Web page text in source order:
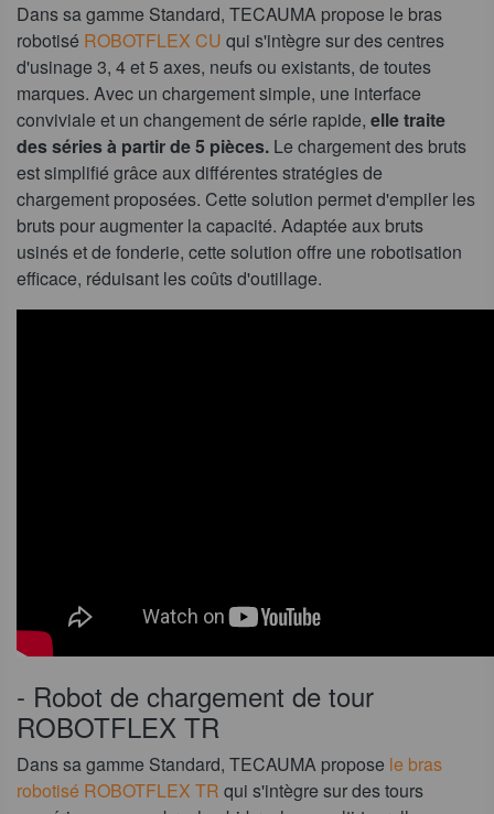
Dans sa gamme Standard, TECAUMA propose le bras
robotisé ROBOTFLEX CU qui s'intègre sur des centres
d'usinage 3, 4 et 5 axes, neufs ou existants, de toutes
marques. Avec un chargement simple, une interface
conviviale et un changement de série rapide, elle traite
des séries à partir de 5 pièces. Le chargement des bruts
est simplifié grâce aux différentes stratégies de
chargement proposées. Cette solution permet d'empiler les
bruts pour augmenter la capacité. Adaptée aux bruts
usinés et de fonderie, cette solution offre une robotisation
efficace, réduisant les coûts d'outillage.
- Robot de chargement de tour
ROBOTFLEX TR
Dans sa gamme Standard, TECAUMA propose le bras
robotisé ROBOTFLEX TR qui s'intègre sur des tours